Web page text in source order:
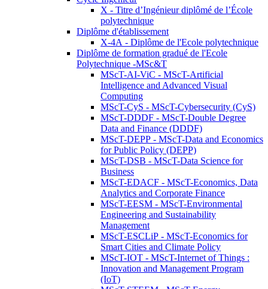
X - Titre d’Ingénieur diplômé de l’École
polytechnique
Diplôme d'établissement
X-4A - Diplôme de l'Ecole polytechnique
Diplôme de formation gradué de l'Ecole
Polytechnique -MSc&T
MScT-AI-ViC - MScT-Artificial
Intelligence and Advanced Visual
Computing
MScT-CyS - MScT-Cybersecurity (CyS)
MScT-DDDF - MScT-Double Degree
Data and Finance (DDDF)
MScT-DEPP - MScT-Data and Economics
for Public Policy (DEPP)
MScT-DSB - MScT-Data Science for
Business
MScT-EDACF - MScT-Economics, Data
Analytics and Corporate Finance
MScT-EESM - MScT-Environmental
Engineering and Sustainability
Management
MScT-ESCLiP - MScT-Economics for
Smart Cities and Climate Policy
MScT-IOT - MScT-Internet of Things :
Innovation and Management Program
(IoT)